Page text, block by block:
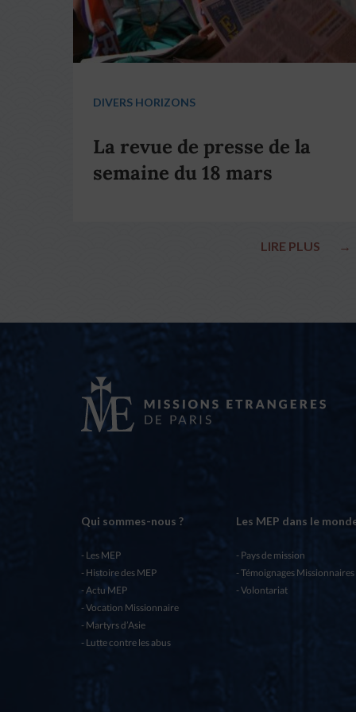
DIVERS HORIZONS
La revue de presse de la
semaine du 18 mars
LIRE PLUS →
Qui sommes-nous ?
Les MEP
Histoire des MEP
Actu MEP
Vocation Missionnaire
Martyrs d’Asie
Lutte contre les abus
Les MEP dans le
Pays de mission
Témoignages Missionnaires
Volontariat